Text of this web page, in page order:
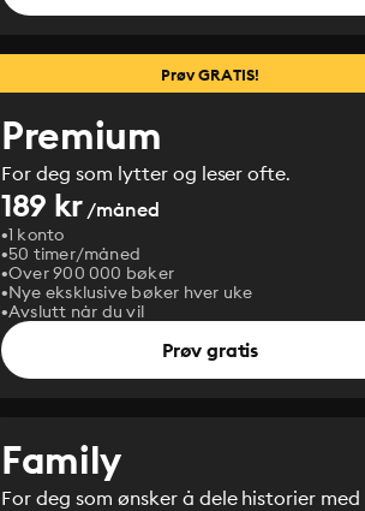
Prøv GRATIS!
Premium
For deg som lytter og leser ofte.
189 kr/måned
1 konto
50 timer/måned
Over 900 000 bøker
Nye eksklusive bøker hver uke
Avslutt når du vil
Prøv gratis
Family
For deg som ønsker å dele historier med